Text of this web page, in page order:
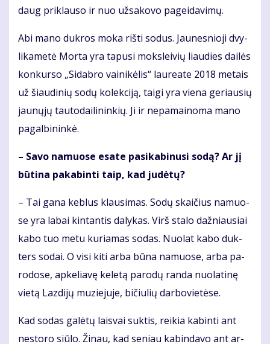
daug pri­klau­so ir nuo už­sa­ko­vo pa­gei­da­vi­mų.
Abi ma­no duk­ros mo­ka riš­ti so­dus. Jau­nes­nio­ji dvy­
li­ka­me­tė Mor­ta yra ta­pu­si moks­lei­vių liau­dies dai­lės
kon­kur­so „Si­dab­ro vai­ni­kė­lis“ lau­re­a­te 2018 me­tais
už šiau­di­nių so­dų ko­lek­ci­ją, tai­gi yra vie­na ge­riau­sių
jau­nų­jų tau­to­dai­li­nin­kių. Ji ir ne­pa­mai­no­ma ma­no
pa­gal­bi­nin­kė.
– Sa­vo na­muo­se esa­te pa­si­ka­bi­nu­si so­dą? Ar jį
bū­ti­na pa­ka­bin­ti taip, kad ju­dė­tų?
– Tai ga­na keb­lus klau­si­mas. So­dų skai­čius na­muo­
se yra la­bai kin­tan­tis da­ly­kas. Virš sta­lo daž­niau­siai
ka­bo tuo me­tu ku­ria­mas so­das. Nuo­lat ka­bo duk­
ters so­dai. O vi­si ki­ti ar­ba bū­na na­muo­se, ar­ba pa­
ro­do­se, ap­ke­lia­vę ke­le­tą pa­ro­dų ran­da nuo­la­ti­nę
vie­tą Laz­di­jų mu­zie­ju­je, bi­čiu­lių dar­bo­vie­tė­se.
Kad so­das ga­lė­tų lais­vai suk­tis, rei­kia ka­bin­ti ant
ne­sto­ro siū­lo. Ži­nau, kad se­niau ka­bin­da­vo ant ar­